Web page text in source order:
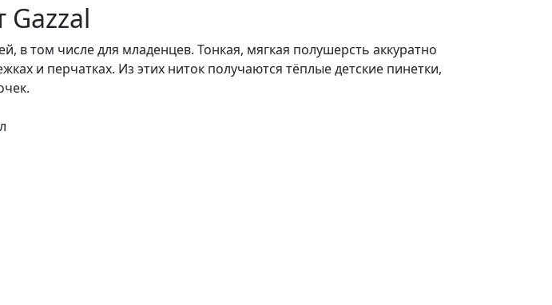
Gazzal
в том числе для младенцев. Тонкая, мягкая полушерсть аккуратно
и перчатках. Из этих ниток получаются тёплые детские пинетки,